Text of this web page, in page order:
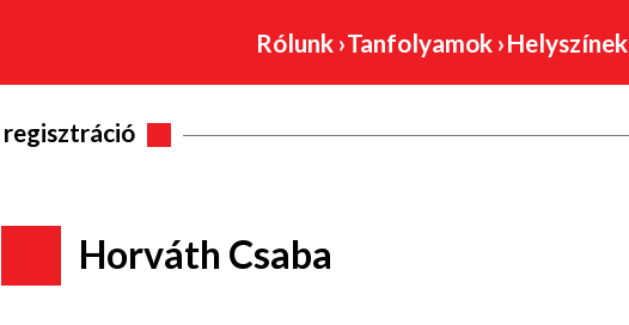
Rólunk ›Tanfolyamok ›Helyszínek
regisztráció
Horváth Csaba